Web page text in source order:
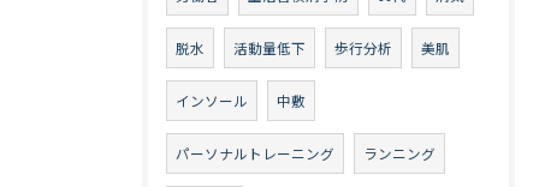
脱水 活動量低下 歩行分析 美肌
インソール 中敷
パーソナルトレーニング ランニング